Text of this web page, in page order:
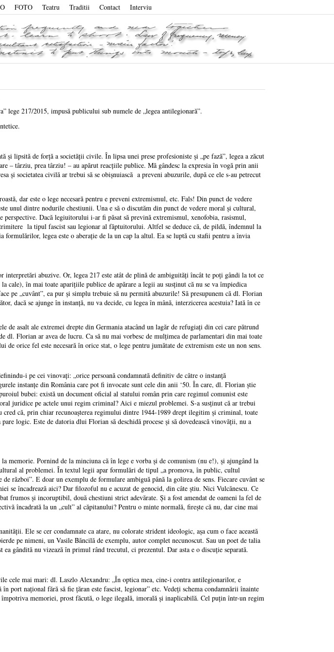
FOTO Teatru Traditii Contact Interviu
lege 217/2015, impusă publicului sub numele de „legea antilegionară”.
şi lipsită de forţă a societăţii civile. În lipsa unei prese profesioniste şi „pe fază”, legea a zăcut
– târziu, prea târziu! – au apărut reacţiile publice. Mă gândesc la expresia în vogă prin anii
şi societatea civilă ar trebui să se obişnuiască a preveni abuzurile, după ce ele s-au petrecut
dar este o lege necesară pentru e preveni extremismul, etc. Fals! Din punct de vedere
unul dintre nodurile chestiunii. Una e să o discutăm din punct de vedere moral şi cultural,
Dacă legiuitorului i-ar fi păsat să prevină extremismul, xenofobia, rasismul,
la tipul fascist sau legionar al făptuitorului. Altfel se deduce că, de pildă, îndemnul la
legea este o aberaţie de la un cap la altul. Ea se luptă cu stafii pentru a învia
abuzive. Or, legea 217 este atât de plină de ambiguităţi încât te poţi gândi la tot ce
în mai toate apariţiile publice de apărare a legii au susţinut că nu se va împiedica
pe „cuvânt”, ea pur şi simplu trebuie să nu permită abuzurile! Să presupunem că dl. Florian
dacă se ajunge în instanţă, nu va decide, cu legea în mână, interzicerea acestuia? Iată în ce
de asalt ale extremei drepte din Germania atacând un lagăr de refugiaţi din cei care pătrund
Florian ar avea de lucru. Ca să nu mai vorbesc de mulţimea de parlamentari din mai toate
orice fel este necesară în orice stat, o lege pentru jumătate de extremism este un non sens.
i pe cei vinovaţi: „orice persoană condamnată definitiv de către o instanţă
instanţe din România care pot fi invocate sunt cele din anii ‘50. În care, dl. Florian ştie
bubei: există un document oficial al statului român prin care regimul comunist este
juridice pe actele unui regim criminal? Aici e miezul problemei. S-a susţinut că ar trebui
că, prin chiar recunoaşterea regimului dintre 1944-1989 drept ilegitim şi criminal, toate
logic. Este de datoria dlui Florian să deschidă procese şi să dovedească vinovăţii, nu a
Pornind de la minciuna că în lege e vorba şi de comunism (nu e!), şi ajungând la
al problemei. În textul legii apar formulări de tipul „a promova, în public, cultul
război”. E doar un exemplu de formulare ambiguă până la golirea de sens. Fiecare cuvânt se
se încadrează aici? Dar filozoful nu e acuzat de genocid, din câte ştiu. Nici Vulcănescu. Ce
frumos şi incoruptibil, două chestiuni strict adevărate. Şi a fost amendat de oameni la fel de
încadrată la un „cult” al căpitanului? Pentru o minte normală, fireşte că nu, dar cine mai
Ele se cer condamnate ca atare, nu colorate strident ideologic, aşa cum o face această
pe nimeni, un Vasile Băncilă de exemplu, autor complet necunoscut. Sau un poet de talia
gândită nu vizează în primul rând trecutul, ci prezentul. Dar asta e o discuţie separată.
cele mai mari: dl. Laszlo Alexandru: „În optica mea, cine-i contra antilegionarilor, e
port naţional fără să fie ţăran este fascist, legionar” etc. Vedeţi schema condamnării înainte
memoriei, prost făcută, o lege ilegală, imorală şi inaplicabilă. Cel puţin într-un regim